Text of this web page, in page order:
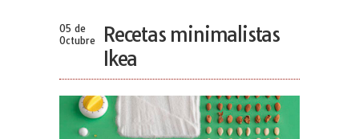
05 de
Octubre
Recetas minimalistas
Ikea